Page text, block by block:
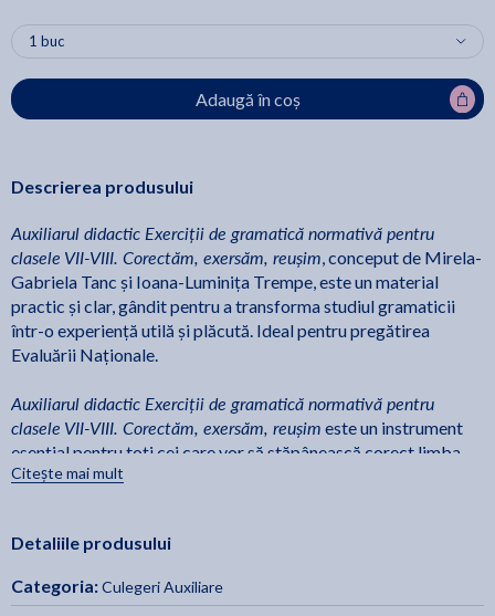
Adaugă în coș
Descrierea produsului
Auxiliarul didactic Exerciții de gramatică normativă pentru
clasele VII-VIII. Corectăm, exersăm, reușim, conceput de Mirela-
Gabriela Tanc și Ioana-Luminița Trempe, este un material
practic și clar, gândit pentru a transforma studiul gramaticii
într-o experiență utilă și plăcută. Ideal pentru pregătirea
Evaluării Naționale.
Auxiliarul didactic Exerciții de gramatică normativă pentru
clasele VII-VIII. Corectăm, exersăm, reușim este un instrument
esențial pentru toți cei care vor să stăpânească corect limba
română și să obțină rezultate excelente la examenul de
Ce găsești în el?
dificultăți gramaticale;
Citește mai mult
Detaliile produsului
Categoria:Culegeri Auxiliare